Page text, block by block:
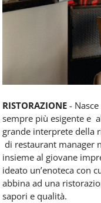
del
RISTORAZIONE -
sempre più esigente e
grande interprete della
di restaurant manager
insieme al giovane
ideato un’enoteca con
abbina ad una
sapori e qualità.